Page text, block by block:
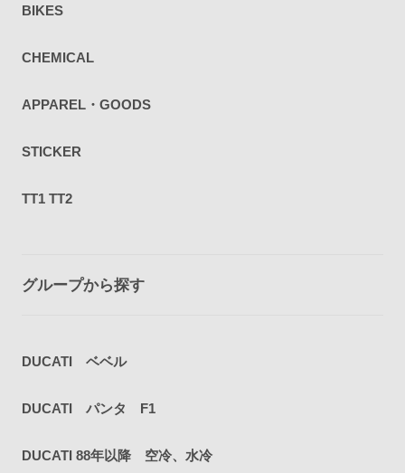
BIKES
CHEMICAL
APPAREL・GOODS
STICKER
TT1 TT2
グループから探す
DUCATI ベベル
DUCATI パンタ F1
DUCATI 88年以降 空冷、水冷